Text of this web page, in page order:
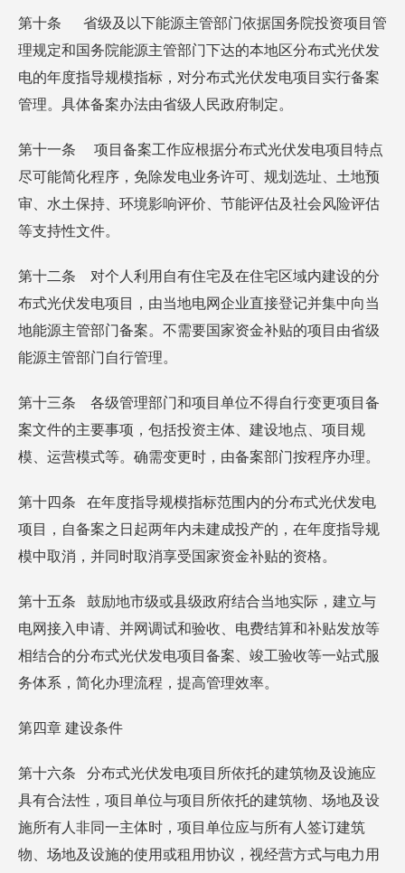
第十条 省级及以下能源主管部门依据国务院投资项目管
理规定和国务院能源主管部门下达的本地区分布式光伏发
电的年度指导规模指标，对分布式光伏发电项目实行备案
管理。具体备案办法由省级人民政府制定。
第十一条 项目备案工作应根据分布式光伏发电项目特点
尽可能简化程序，免除发电业务许可、规划选址、土地预
审、水土保持、环境影响评价、节能评估及社会风险评估
等支持性文件。
第十二条 对个人利用自有住宅及在住宅区域内建设的分
布式光伏发电项目，由当地电网企业直接登记并集中向当
地能源主管部门备案。不需要国家资金补贴的项目由省级
能源主管部门自行管理。
第十三条 各级管理部门和项目单位不得自行变更项目备
案文件的主要事项，包括投资主体、建设地点、项目规
模、运营模式等。确需变更时，由备案部门按程序办理。
第十四条 在年度指导规模指标范围内的分布式光伏发电
项目，自备案之日起两年内未建成投产的，在年度指导规
模中取消，并同时取消享受国家资金补贴的资格。
第十五条 鼓励地市级或县级政府结合当地实际，建立与
电网接入申请、并网调试和验收、电费结算和补贴发放等
相结合的分布式光伏发电项目备案、竣工验收等一站式服
务体系，简化办理流程，提高管理效率。
第四章 建设条件
第十六条 分布式光伏发电项目所依托的建筑物及设施应
具有合法性，项目单位与项目所依托的建筑物、场地及设
施所有人非同一主体时，项目单位应与所有人签订建筑
物、场地及设施的使用或租用协议，视经营方式与电力用